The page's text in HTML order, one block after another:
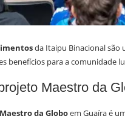
da Itaipu Binacional são
benefícios para a comunidade
Maestro da
Maestro da Globoem Guaíra é